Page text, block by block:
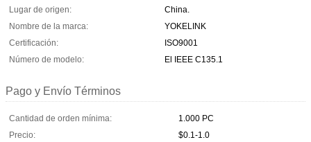
Lugar de origen:
China.
Nombre de la marca:
YOKELINK
Certificación:
ISO9001
Número de modelo:
El IEEE C135.1
Pago y Envío Términos
Cantidad de orden mínima:
1.000 PC
Precio:
$0.1-1.0